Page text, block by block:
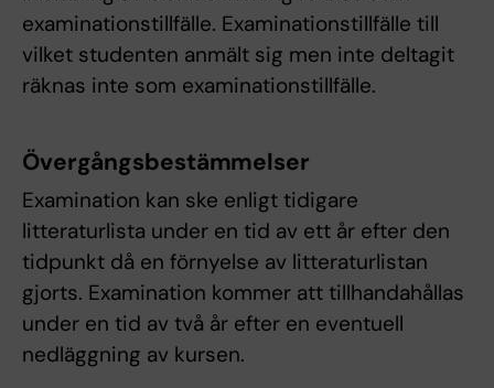
examinationstillfälle. Examinationstillfälle till
vilket studenten anmält sig men inte deltagit
räknas inte som examinationstillfälle.
Övergångsbestämmelser
Examination kan ske enligt tidigare
litteraturlista under en tid av ett år efter den
tidpunkt då en förnyelse av litteraturlistan
gjorts. Examination kommer att tillhandahållas
under en tid av två år efter en eventuell
nedläggning av kursen.